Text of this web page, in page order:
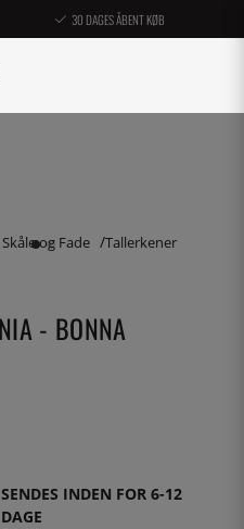
30 DAGES ÅBENT KØB
og Fade Tallerkener
- BONNA
SENDES INDEN FOR 6-12
DAGE